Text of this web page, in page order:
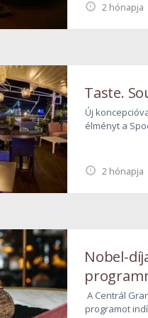
2 hónapja
érdemes
2 hónapja
Taste.
Új
élményt a
Nobel-
Centrál
A Centrál
programot